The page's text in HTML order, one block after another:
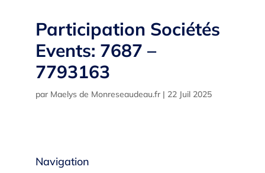
Participation Sociétés
Events: 7687 –
7793163
par Maelys de Monreseaudeau.fr| 22 Juil 2025
Navigation